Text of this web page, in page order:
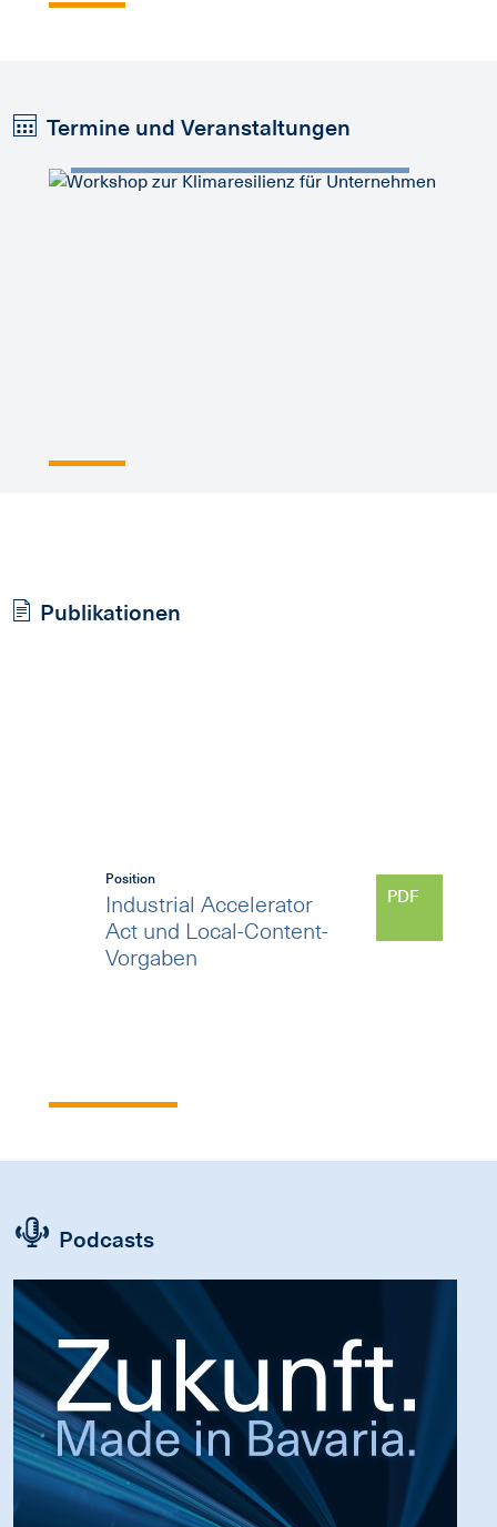
Termine und Veranstaltungen
30.09.2026
für Unternehmen
Publikationen
Position
Industrial Accelerator
Act und Local-Content-
Vorgaben
PDF
Podcasts